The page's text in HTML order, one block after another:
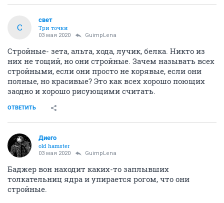
С
свет
Три точки
03 мая 2020 GuimpLena
Стройные- зета, альта, хода, лучик, белка. Никто из
них не тощий, но они стройные. Зачем называть всех
стройными, если они просто не корявые, если они
полные, но красивые? Это как всех хорошо поющих
заодно и хорошо рисующими считать.
ОТВЕТИТЬ
Диего
old hamster
03 мая 2020 GuimpLena
Баджер вон находит каких-то заплывших
толкательниц ядра и упирается рогом, что они
стройные.